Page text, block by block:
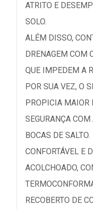
ATRITO E
SOLO.
ALÉM DISSO,
DRENAGEM COM
QUE IMPEDEM A
POR SUA VEZ, O
PROPICIA MAIOR
SEGURANÇA
BOCAS DE SALTO.
CONFORTÁVEL E
ACOLCHOADO,
RECOBERTO DE